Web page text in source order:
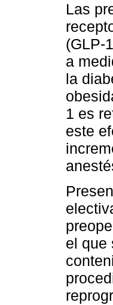
Las
(GLP-
a
la
1 es
este
el que